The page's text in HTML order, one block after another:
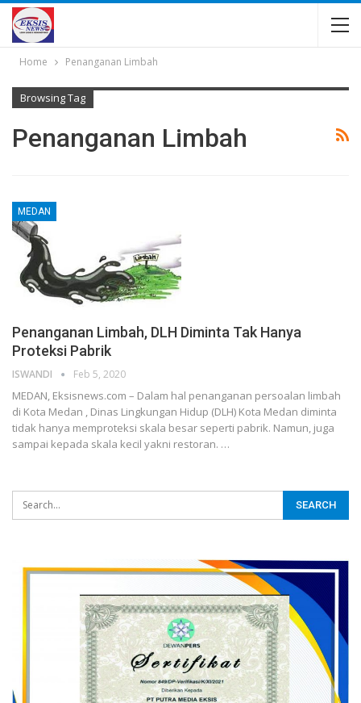
Home Penanganan Limbah
Browsing Tag
Penanganan Limbah
MEDAN
Penanganan Limbah, DLH Diminta Tak Hanya
Proteksi Pabrik
ISWANDI Feb 5, 2020
MEDAN, Eksisnews.com – Dalam hal penanganan persoalan limbah
di Kota Medan , Dinas Lingkungan Hidup (DLH) Kota Medan diminta
tidak hanya memproteksi skala besar seperti pabrik. Namun, juga
sampai kepada skala kecil yakni restoran. …